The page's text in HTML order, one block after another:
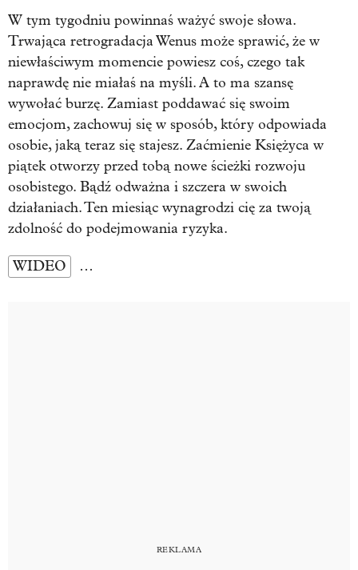
W tym tygodniu powinnaś ważyć swoje słowa.
Trwająca retrogradacja Wenus może sprawić, że w
niewłaściwym momencie powiesz coś, czego tak
naprawdę nie miałaś na myśli. A to ma szansę
wywołać burzę. Zamiast poddawać się swoim
emocjom, zachowuj się w sposób, który odpowiada
osobie, jaką teraz się stajesz. Zaćmienie Księżyca w
piątek otworzy przed tobą nowe ścieżki rozwoju
osobistego. Bądź odważna i szczera w swoich
działaniach. Ten miesiąc wynagrodzi cię za twoją
zdolność do podejmowania ryzyka.
WIDEO …